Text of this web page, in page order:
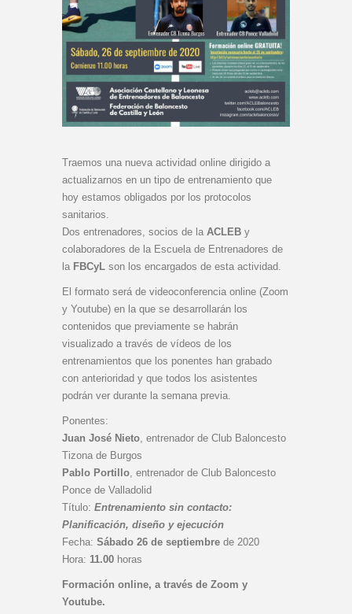
Traemos una nueva actividad online dirigido a
actualizarnos en un tipo de entrenamiento que
hoy estamos obligados por los protocolos
sanitarios.
Dos entrenadores, socios de la ACLEB y
colaboradores de la Escuela de Entrenadores de
la FBCyL son los encargados de esta actividad.
El formato será de videoconferencia online (Zoom
y Youtube) en la que se desarrollarán los
contenidos que previamente se habrán
visualizado a través de vídeos de los
entrenamientos que los ponentes han grabado
con anterioridad y que todos los asistentes
podrán ver durante la semana previa.
Ponentes:
Juan José Nieto, entrenador de Club Baloncesto
Tizona de Burgos
Pablo Portillo, entrenador de Club Baloncesto
Ponce de Valladolid
Título: Entrenamiento sin contacto:
Planificación, diseño y ejecución
Fecha: Sábado 26 de septiembre de 2020
Hora: 11.00 horas
Formación online, a través de Zoom y
Youtube.